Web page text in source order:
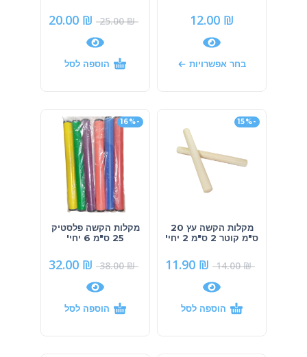
12.00 ₪
בחר אפשרויות
25.00₪
20.00 ₪
הוספה לסל
-15%
מקלות הקשה עץ 20
ס"מ קוטר 2 ס"מ 2 יחי'
14.00₪
11.90 ₪
הוספה לסל
-16%
מקלות הקשה פלסטיק
25 ס"מ 6 יחי'
38.00₪
32.00 ₪
הוספה לסל